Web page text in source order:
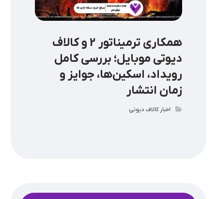
همکاری ترمیناتور 2 و کالاف
دیوتی موبایل؛ بررسی کامل
رویداد، اسکین‌ها، جوایز و
زمان انتشار
اخبار کالاف دیوتی